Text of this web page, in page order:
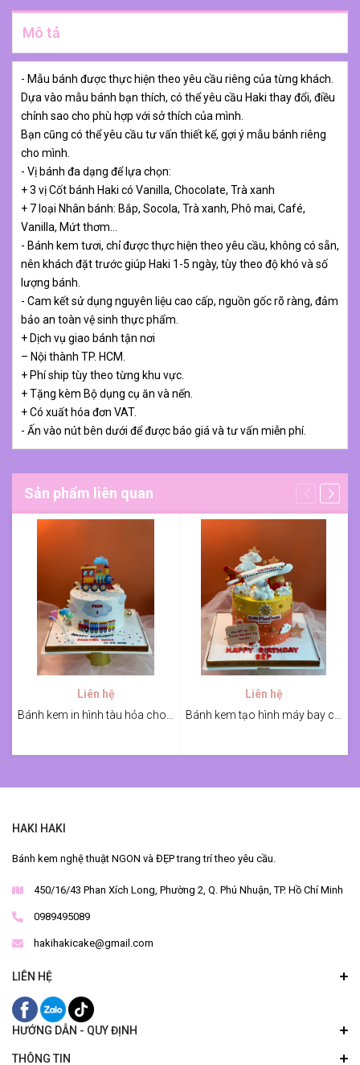
Mô tả
- Mẫu bánh được thực hiện theo yêu cầu riêng của từng khách.
Dựa vào mẫu bánh bạn thích, có thể yêu cầu Haki thay đổi, điều
chỉnh sao cho phù hợp với sở thích của mình.
Bạn cũng có thể yêu cầu tư vấn thiết kế, gợi ý mẫu bánh riêng
cho mình.
- Vị bánh đa dạng để lựa chọn:
+ 3 vị Cốt bánh Haki có Vanilla, Chocolate, Trà xanh
+ 7 loại Nhân bánh: Bắp, Socola, Trà xanh, Phô mai, Café,
Vanilla, Mứt thơm…
- Bánh kem tươi, chỉ được thực hiện theo yêu cầu, không có sẵn,
nên khách đặt trước giúp Haki 1-5 ngày, tùy theo độ khó và số
lượng bánh.
- Cam kết sử dụng nguyên liệu cao cấp, nguồn gốc rõ ràng, đảm
bảo an toàn vệ sinh thực phẩm.
+ Dịch vụ giao bánh tận nơi
– Nội thành TP. HCM.
+ Phí ship tùy theo từng khu vực.
+ Tặng kèm Bộ dụng cụ ăn và nến.
+ Có xuất hóa đơn VAT.
- Ấn vào nút bên dưới để được báo giá và tư vấn miễn phí.
Sản phẩm liên quan
Liên hệ
Liên hệ
HAKI HAKI
Bánh kem nghệ thuật NGON và ĐẸP trang trí theo yêu cầu.
450/16/43 Phan Xích Long, Phường 2, Q. Phú Nhuận, TP. Hồ Chí Minh
0989495089
hakihakicake@gmail.com
LIÊN HỆ
HƯỚNG DẪN - QUY ĐỊNH
THÔNG TIN